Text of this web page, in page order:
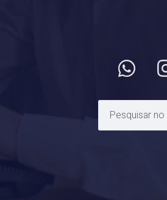
Banner